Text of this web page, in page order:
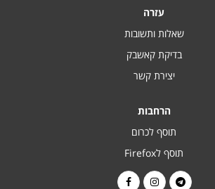
עזרה
שאלות ותשובות
בדיקת קאשבק
יצירת קשר
הרחבות
תוסף לכרום
תוסף לFirefox